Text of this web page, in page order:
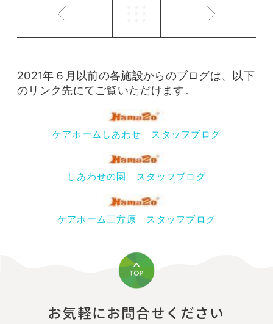
2021年６月以前の各施設からのブログは、以下
のリンク先にてご覧いただけます。
ケアホームしあわせ スタッフブログ
しあわせの園 スタッフブログ
ケアホーム三方原 スタッフブログ
お気軽にお問合せください